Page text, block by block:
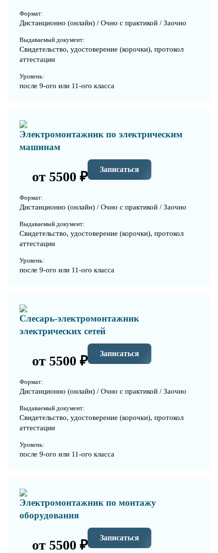
Формат:
Дистанционно (онлайн) / Очно с практикой / Заочно
Выдаваемый документ:
Свидетельство, удостоверение (корочки), протокол
аттестации
Уровень:
после 9-ого или 11-ого класса
Электромонтажник по электрическим
машинам
от 5500 ₽ Записаться
Формат:
Дистанционно (онлайн) / Очно с практикой / Заочно
Выдаваемый документ:
Свидетельство, удостоверение (корочки), протокол
аттестации
Уровень:
после 9-ого или 11-ого класса
Слесарь-электромонтажник
электрических сетей
от 5500 ₽ Записаться
Формат:
Дистанционно (онлайн) / Очно с практикой / Заочно
Выдаваемый документ:
Свидетельство, удостоверение (корочки), протокол
аттестации
Уровень:
после 9-ого или 11-ого класса
Электромонтажник по монтажу
оборудования
от 5500 ₽ Записаться